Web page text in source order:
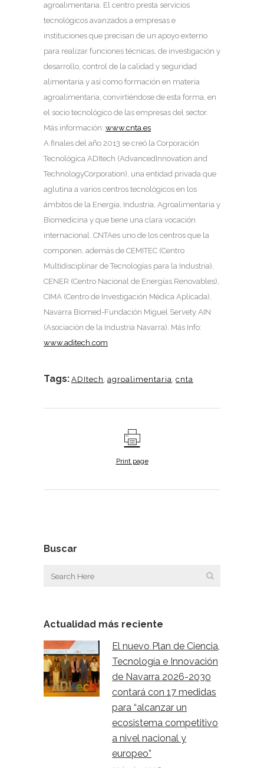
agroalimentaria. El centro presta servicios
tecnológicos avanzados a empresas e
instituciones que precisan de un apoyo externo
para realizar funciones técnicas, de investigación y
desarrollo, control de la calidad y seguridad
alimentaria y así como formación en materia
agroalimentaria, convirtiéndose de esta forma, en
el socio tecnológico de las empresas del sector.
Más información: www.cnta.es
A finales del año 2013 se creó la Corporación
Tecnológica ADItech (AdvancedInnovation and
TechnologyCorporation), una entidad privada que
aglutina a varios centros tecnológicos en los
ámbitos de la Energía, Industria, Agroalimentaria y
Biomedicina y que tiene una clara vocación
internacional. CNTAes uno de los centros que la
componen, además de CEMITEC (Centro
Multidisciplinar de Tecnologías para la Industria),
CENER (Centro Nacional de Energías Renovables),
CIMA (Centro de Investigación Médica Aplicada),
Navarra Biomed-Fundación Miguel Servety AIN
(Asociación de la Industria Navarra). Más Info:
www.aditech.com
Tags: ADItech , agroalimentaria, cnta
Print page
Buscar
Actualidad más reciente
El nuevo Plan de Ciencia,
Tecnología e Innovación
de Navarra 2026-2030
contará con 17 medidas
para “alcanzar un
ecosistema competitivo
a nivel nacional y
europeo”